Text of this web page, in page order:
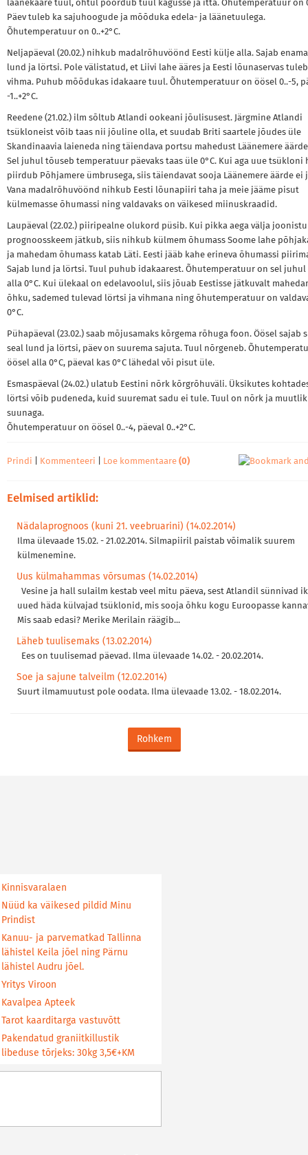
läänekaare tuul, õhtul pöördub tuul kagusse ja itta. Õhutemperatuur on
Päev tuleb ka sajuhoogude ja mõõduka edela- ja läänetuulega.
Õhutemperatuur on 0..+2°C.
Neljapäeval (20.02.) nihkub madalrõhuvöönd Eesti külje alla. Sajab
lund ja lörtsi. Pole välistatud, et Liivi lahe ääres ja Eesti lõunaservas
vihma. Puhub mõõdukas idakaare tuul. Õhutemperatuur on öösel 0..-5,
-1..+2°C.
Reedene (21.02.) ilm sõltub Atlandi ookeani jõulisusest. Järgmine Atlandi
tsükloneist võib taas nii jõuline olla, et suudab Briti saartele jõudes üle
Skandinaavia laieneda ning täiendava portsu mahedust Läänemere
Sel juhul tõuseb temperatuur päevaks taas üle 0°C. Kui aga uue tsükloni
piirdub Põhjamere ümbrusega, siis täiendavat sooja Läänemere äärde ei
Vana madalrõhuvöönd nihkub Eesti lõunapiiri taha ja meie jääme pisut
külmemasse õhumassi ning valdavaks on väikesed miinuskraadid.
Laupäeval (22.02.) piiripealne olukord püsib. Kui pikka aega välja
prognoosskeem jätkub, siis nihkub külmem õhumass Soome lahe
ja mahedam õhumass katab Läti. Eesti jääb kahe erineva õhumassi
Sajab lund ja lörtsi. Tuul puhub idakaarest. Õhutemperatuur on sel
alla 0°C. Kui ülekaal on edelavoolul, siis jõuab Eestisse jätkuvalt
õhku, sademed tulevad lörtsi ja vihmana ning õhutemperatuur on
0°C.
Pühapäeval (23.02.) saab mõjusamaks kõrgema rõhuga foon. Öösel sajab
seal lund ja lörtsi, päev on suurema sajuta. Tuul nõrgeneb.
öösel alla 0°C, päeval kas 0°C lähedal või pisut üle.
Esmaspäeval (24.02.) ulatub Eestini nõrk kõrgrõhuväli. Üksikutes
lörtsi võib pudeneda, kuid suuremat sadu ei tule. Tuul on nõrk ja
suunaga.
Õhutemperatuur on öösel 0..-4, päeval 0..+2°C.
Prindi Kommenteeri Loe kommentaare (0)
Eelmised artiklid:
Nädalaprognoos (kuni 21. veebruarini) (14.02.2014)
Ilma ülevaade 15.02. - 21.02.2014. Silmapiiril paistab võimalik suurem
külmenemine.
Uus külmahammas võrsumas (14.02.2014)
Vesine ja hall sulailm kestab veel mitu päeva, sest Atlandil sünnivad
uued häda külvajad tsüklonid, mis sooja õhku kogu Euroopasse
Mis saab edasi? Merike Merilain räägib...
Läheb tuulisemaks (13.02.2014)
Ees on tuulisemad päevad. Ilma ülevaade 14.02. - 20.02.2014.
Soe ja sajune talveilm (12.02.2014)
Suurt ilmamuutust pole oodata. Ilma ülevaade 13.02. - 18.02.2014.
Rohkem
Kinnisvaralaen
Nüüd ka väikesed pildid Minu
Prindist
Kanuu- ja parvematkad Tallinna
lähistel Keila jõel ning Pärnu
lähistel Audru jõel.
Yritys Viroon
Kavalpea Apteek
Tarot kaarditarga vastuvõtt
Pakendatud graniitkillustik
libeduse tõrjeks: 30kg 3,5€+KM